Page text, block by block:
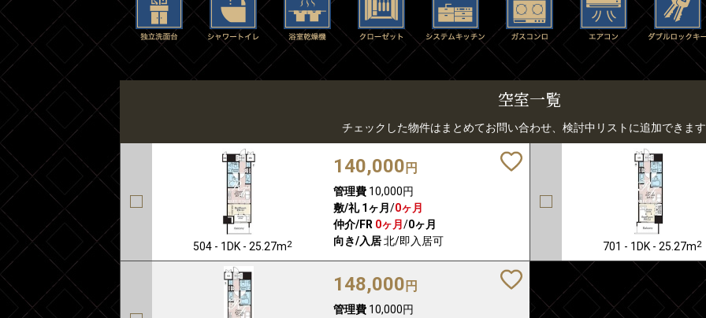
空室一覧
チェックした物件はまとめてお問い合わせ、検討中リストに追加できま
504 - 1DK - 25.27m2
140,000 円
管理費10,000円
敷/礼 1ヶ月/0ヶ月
仲介/FR 0ヶ月/0ヶ月
向き/入居北/即入居可 701 - 1DK - 25.27m2
148,000 円
管理費10,000円